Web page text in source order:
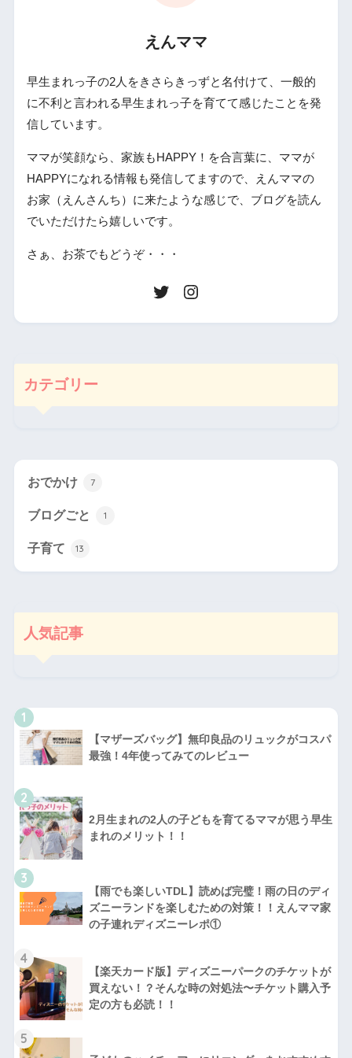
えんママ
早生まれっ子の2人をきさらきっずと名付けて、一般的
に不利と言われる早生まれっ子を育てて感じたことを発
信しています。
ママが笑顔なら、家族もHAPPY！を合言葉に、ママが
HAPPYになれる情報も発信してますので、えんママの
お家（えんさんち）に来たような感じで、ブログを読ん
でいただけたら嬉しいです。
さぁ、お茶でもどうぞ・・・
カテゴリー
おでかけ 7
ブログごと 1
子育て 13
人気記事
1
【マザーズバッグ】無印良品のリュックがコスパ
最強！4年使ってみてのレビュー
2
2月生まれの2人の子どもを育てるママが思う早生
まれのメリット！！
3
【雨でも楽しいTDL】読めば完璧！雨の日のディ
ズニーランドを楽しむための対策！！えんママ家
の子連れディズニーレポ①
4
【楽天カード版】ディズニーパークのチケットが
買えない！？そんな時の対処法〜チケット購入予
定の方も必読！！
5